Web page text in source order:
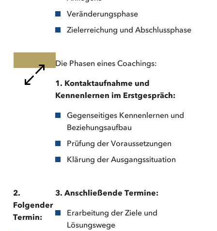
Veränderungsphase
Zielerreichung und Abschlussphase
Die Phasen eines Coachings:
1. Kontaktaufnahme und
Kennenlernen im Erstgespräch:
Gegenseitiges Kennenlernen und
Beziehungsaufbau
Prüfung der Voraussetzungen
Klärung der Ausgangssituation
2.
Folgender
Termin:
3. Anschließende Termine:
Erarbeitung der Ziele und
Lösungswege